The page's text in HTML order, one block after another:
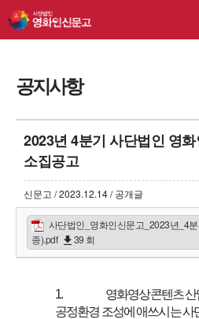
공지사항
2023년 4분기 사단법인 영
소집공고
신문고 / 2023.12.14 / 공개글
사단법인_영화인신문고_2023년_4
종).pdf
39 회
1.
영화영상콘텐츠
공정환경 조성에 애쓰시는